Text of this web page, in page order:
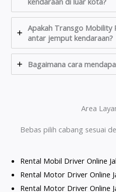
Apakah Transgo Mobility
antar jemput kendaraan?
Bagaimana cara
Area
Bebas pilih cabang sesuai
Rental Mobil Driver Online
Rental Motor Driver Online
Rental Motor Driver Online